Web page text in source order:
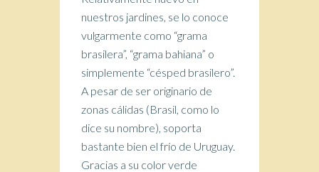
nuestros jardines, se lo conoce
vulgarmente como “grama
brasilera”, “grama bahiana” o
simplemente “césped brasilero”.
A pesar de ser originario de
zonas cálidas (Brasil, como lo
dice su nombre), soporta
bastante bien el frío de Uruguay.
Gracias a su color verde